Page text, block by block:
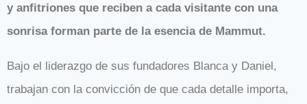
y anfitriones que reciben a cada visitante con una
sonrisa forman parte de la esencia de Mammut.
Bajo el liderazgo de sus fundadores Blanca y Daniel,
trabajan con la convicción de que cada detalle importa,